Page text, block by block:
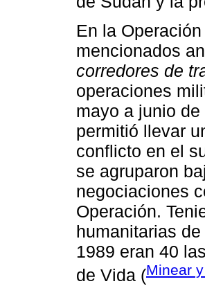
En la
mencionados
corredores de
operaciones
mayo a junio
permitió llevar
conflicto en el
se agruparon
negociaciones
Operación.
humanitarias
1989 eran 40
de Vida (Minear